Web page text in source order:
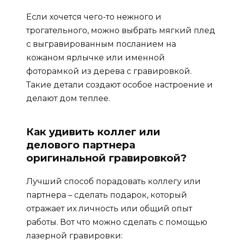
Если хочется чего-то нежного и
трогательного, можно выбрать мягкий плед
с выгравированным посланием на
кожаном ярлычке или именной
фоторамкой из дерева с гравировкой.
Такие детали создают особое настроение и
делают дом теплее.
Как удивить коллег или
делового партнера
оригинальной гравировкой?
Лучший способ порадовать коллегу или
партнера – сделать подарок, который
отражает их личность или общий опыт
работы. Вот что можно сделать с помощью
лазерной гравировки: